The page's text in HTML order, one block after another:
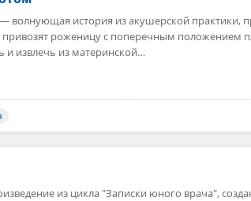
волнующая история из акушерской практики,
привозят роженицу с поперечным положением
и извлечь из материнской…
из цикла "Записки юного врача",